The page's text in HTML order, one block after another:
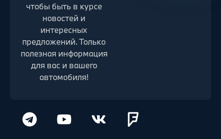
чтобы быть в курсе
новостей и
интересных
предложений. Только
полезная информация
для вас и вашего
автомобиля!